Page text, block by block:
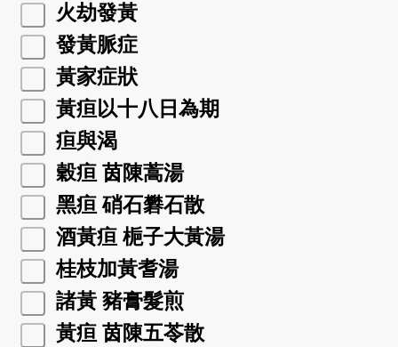
火劫發黃
發黃脈症
黃家症狀
黃疸以十八日為期
疸與渴
穀疸 茵陳蒿湯
黑疸 硝石礬石散
酒黃疸 梔子大黃湯
桂枝加黃耆湯
諸黃 豬膏髮煎
黃疸 茵陳五苓散